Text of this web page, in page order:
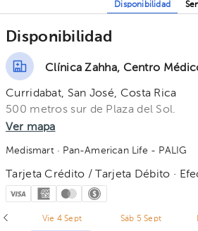
Disponibilidad
Disponibilidad
Clínica Zahha, Centro
Curridabat, San José, Costa Rica
500 metros sur de Plaza del Sol.
Ver mapa
Medismart· Pan-American Life - PALIG
Tarjeta Crédito / Tarjeta Débito ·
Vie 4 Sept
Sáb 5 Sept